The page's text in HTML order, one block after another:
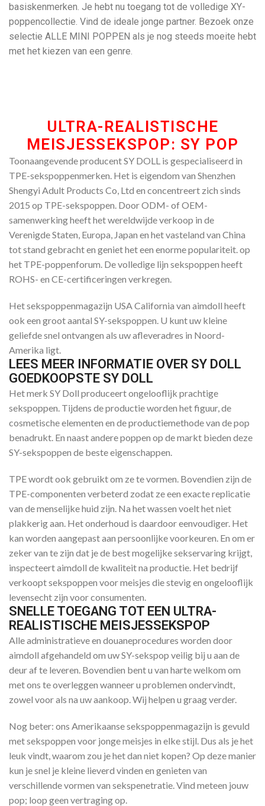
basiskenmerken. Je hebt nu toegang tot de volledige XY-
poppencollectie. Vind de ideale jonge partner. Bezoek onze
selectie ALLE MINI POPPEN als je nog steeds moeite hebt
met het kiezen van een genre.
ULTRA-REALISTISCHE
MEISJESSEKSPOP: SY POP
Toonaangevende producent SY DOLL is gespecialiseerd in
TPE-sekspoppenmerken. Het is eigendom van Shenzhen
Shengyi Adult Products Co, Ltd en concentreert zich sinds
2015 op TPE-sekspoppen. Door ODM- of OEM-
samenwerking heeft het wereldwijde verkoop in de
Verenigde Staten, Europa, Japan en het vasteland van China
tot stand gebracht en geniet het een enorme populariteit. op
het TPE-poppenforum. De volledige lijn sekspoppen heeft
ROHS- en CE-certificeringen verkregen.
Het sekspoppenmagazijn USA California van aimdoll heeft
ook een groot aantal SY-sekspoppen. U kunt uw kleine
geliefde snel ontvangen als uw afleveradres in Noord-
Amerika ligt.
LEES MEER INFORMATIE OVER SY DOLL
GOEDKOOPSTE SY DOLL
Het merk SY Doll produceert ongelooflijk prachtige
sekspoppen. Tijdens de productie worden het figuur, de
cosmetische elementen en de productiemethode van de pop
benadrukt. En naast andere poppen op de markt bieden deze
SY-sekspoppen de beste eigenschappen.
TPE wordt ook gebruikt om ze te vormen. Bovendien zijn de
TPE-componenten verbeterd zodat ze een exacte replicatie
van de menselijke huid zijn. Na het wassen voelt het niet
plakkerig aan. Het onderhoud is daardoor eenvoudiger. Het
kan worden aangepast aan persoonlijke voorkeuren. En om er
zeker van te zijn dat je de best mogelijke sekservaring krijgt,
inspecteert aimdoll de kwaliteit na productie. Het bedrijf
verkoopt sekspoppen voor meisjes die stevig en ongelooflijk
levensecht zijn voor consumenten.
SNELLE TOEGANG TOT EEN ULTRA-
REALISTISCHE MEISJESSEKSPOP
Alle administratieve en douaneprocedures worden door
aimdoll afgehandeld om uw SY-sekspop veilig bij u aan de
deur af te leveren. Bovendien bent u van harte welkom om
met ons te overleggen wanneer u problemen ondervindt,
zowel voor als na uw aankoop. Wij helpen u graag verder.
Nog beter: ons Amerikaanse sekspoppenmagazijn is gevuld
met sekspoppen voor jonge meisjes in elke stijl. Dus als je het
leuk vindt, waarom zou je het dan niet kopen? Op deze manier
kun je snel je kleine lieverd vinden en genieten van
verschillende vormen van sekspenetratie. Vind meteen jouw
pop; loop geen vertraging op.